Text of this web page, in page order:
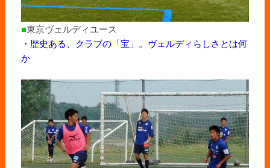
■東京ヴェルディユース
・歴史ある、クラブの「宝」。ヴェルディらしさとは何
か